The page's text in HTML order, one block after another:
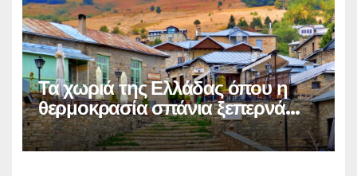
Τα χωριά της Ελλάδας όπου η
θερμοκρασία σπάνια ξεπερνά
τους 28°C το καλοκαίρι